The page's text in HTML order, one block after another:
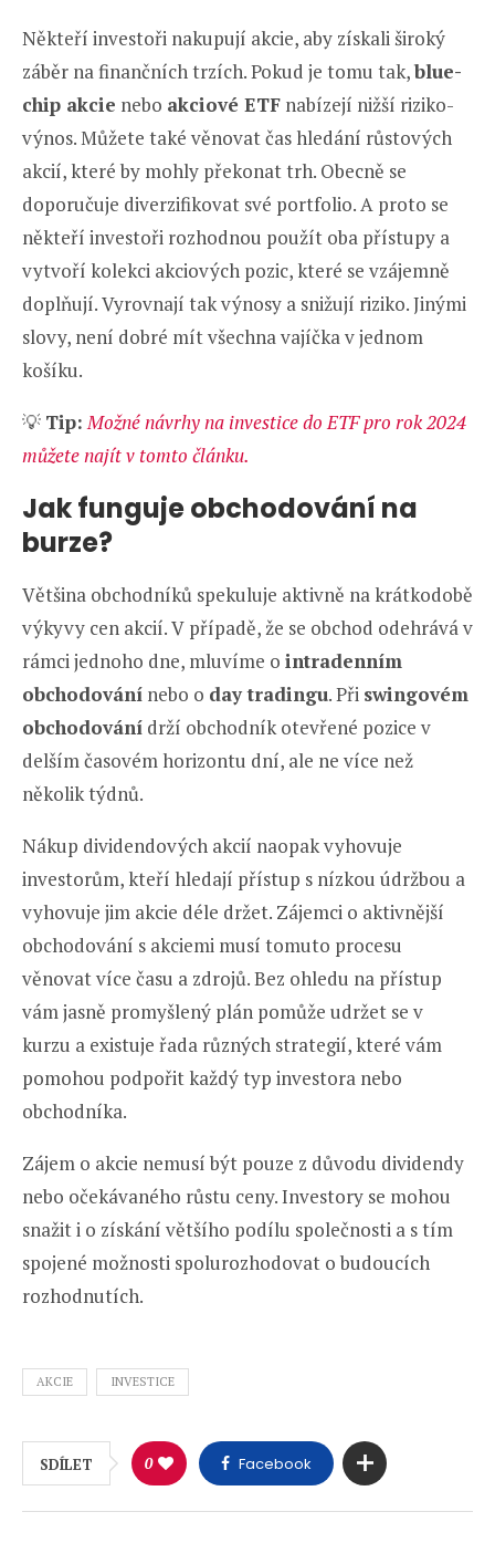
Někteří investoři nakupují akcie, aby získali široký
záběr na finančních trzích. Pokud je tomu tak,blue-
chip akcie nebo akciové ETF nabízejí nižší riziko-
výnos. Můžete také věnovat čas hledání růstových
akcií, které by mohly překonat trh. Obecně se
doporučuje diverzifikovat své portfolio. A proto se
někteří investoři rozhodnou použít oba přístupy a
vytvoří kolekci akciových pozic, které se vzájemně
doplňují. Vyrovnají tak výnosy a snižují riziko. Jinými
slovy, není dobré mít všechna vajíčka v jednom
košíku.
💡 Tip: Možné návrhy na investice do ETF pro rok 2024
můžete najít v tomto článku.
Jak funguje obchodování na
burze?
Většina obchodníků spekuluje aktivně na krátkodobě
výkyvy cen akcií. V případě, že se obchod odehrává v
rámci jednoho dne, mluvíme o intradenním
obchodování nebo o day tradingu. Při swingovém
obchodování drží obchodník otevřené pozice v
delším časovém horizontu dní, ale ne více než
několik týdnů.
Nákup dividendových akcií naopak vyhovuje
investorům, kteří hledají přístup s nízkou údržbou a
vyhovuje jim akcie déle držet. Zájemci o aktivnější
obchodování s akciemi musí tomuto procesu
věnovat více času a zdrojů. Bez ohledu na přístup
vám jasně promyšlený plán pomůže udržet se v
kurzu a existuje řada různých strategií, které vám
pomohou podpořit každý typ investora nebo
obchodníka.
Zájem o akcie nemusí být pouze z důvodu dividendy
nebo očekávaného růstu ceny. Investory se mohou
snažit i o získání většího podílu společnosti a s tím
spojené možnosti spolurozhodovat o budoucích
rozhodnutích.
AKCIE INVESTICE
SDÍLET 0 Facebook